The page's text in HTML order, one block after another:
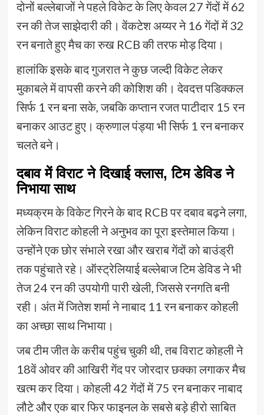
दोनों बल्लेबाजों ने पहले विकेट के लिए केवल 27 गेंदों में 62
रन की तेज साझेदारी की। वेंकटेश अय्यर ने 16 गेंदों में 32
रन बनाते हुए मैच का रुख RCB की तरफ मोड़ दिया।
हालांकि इसके बाद गुजरात ने कुछ जल्दी विकेट लेकर
मुकाबले में वापसी करने की कोशिश की। देवदत्त पडिक्कल
सिर्फ 1 रन बना सके, जबकि कप्तान रजत पाटीदार 15 रन
बनाकर आउट हुए। क्रुणाल पंड्या भी सिर्फ 1 रन बनाकर
चलते बने।
दबाव में विराट ने दिखाई क्लास, टिम डेविड ने
निभाया साथ
मध्यक्रम के विकेट गिरने के बाद RCB पर दबाव बढ़ने लगा,
लेकिन विराट कोहली ने अनुभव का पूरा इस्तेमाल किया।
उन्होंने एक छोर संभाले रखा और खराब गेंदों को बाउंड्री
तक पहुंचाते रहे। ऑस्ट्रेलियाई बल्लेबाज टिम डेविड ने भी
तेज 24 रन की उपयोगी पारी खेली, जिससे रनगति बनी
रही। अंत में जितेश शर्मा ने नाबाद 11 रन बनाकर कोहली
का अच्छा साथ निभाया।
जब टीम जीत के करीब पहुंच चुकी थी, तब विराट कोहली ने
18वें ओवर की आखिरी गेंद पर जोरदार छक्का लगाकर मैच
खत्म कर दिया। कोहली 42 गेंदों में 75 रन बनाकर नाबाद
लौटे और एक बार फिर फाइनल के सबसे बड़े हीरो साबित